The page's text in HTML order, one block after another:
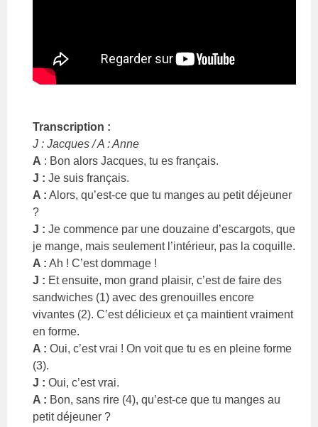
Transcription :
J : Jacques / A : Anne
A : Bon alors Jacques, tu es français.
J : Je suis français.
A : Alors, qu’est-ce que tu manges au petit déjeuner
?
J : Je commence par une douzaine d’escargots, que
je mange, mais seulement l’intérieur, pas la coquille.
A : Ah ! C’est dommage !
J : Et ensuite, mon grand plaisir, c’est de faire des
sandwiches (1) avec des grenouilles encore
vivantes (2). C’est délicieux et ça maintient vraiment
en forme.
A : Oui, c’est vrai ! On voit que tu es en pleine forme
(3).
J : Oui, c’est vrai.
A : Bon, sans rire (4), qu’est-ce que tu manges au
petit déjeuner ?